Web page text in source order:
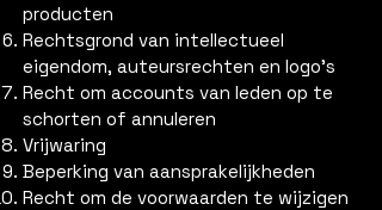
producten
Rechtsgrond van intellectueel
eigendom, auteursrechten en logo's
Recht om accounts van leden op te
schorten of annuleren
Vrijwaring
Beperking van aansprakelijkheden
Recht om de voorwaarden te wijzigen